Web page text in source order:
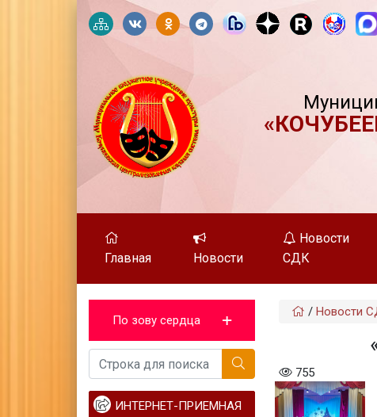
Главная Новости
Новости
СДК
По зову сердца
ИНТЕРНЕТ-ПРИЕМНАЯ
/ Новости
755